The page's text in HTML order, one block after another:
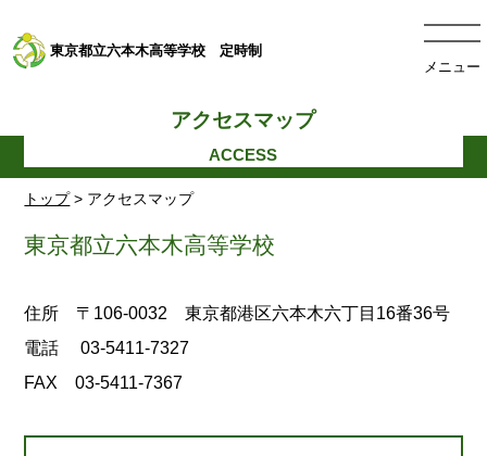
東京都立六本木高等学校 定時制
メニュー
トップ> アクセスマップ
アクセスマップ
東京都立六本木高等学校
住所 〒106-0032 東京都港区六本木六丁目16番36号
電話 03-5411-7327
FAX 03-5411-7367